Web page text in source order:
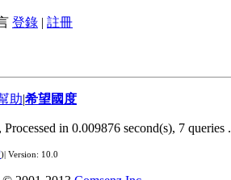
登錄 | 註冊
助|希望國度
, Processed in 0.009876 second(s), 7 queries .
)| Version: 10.0